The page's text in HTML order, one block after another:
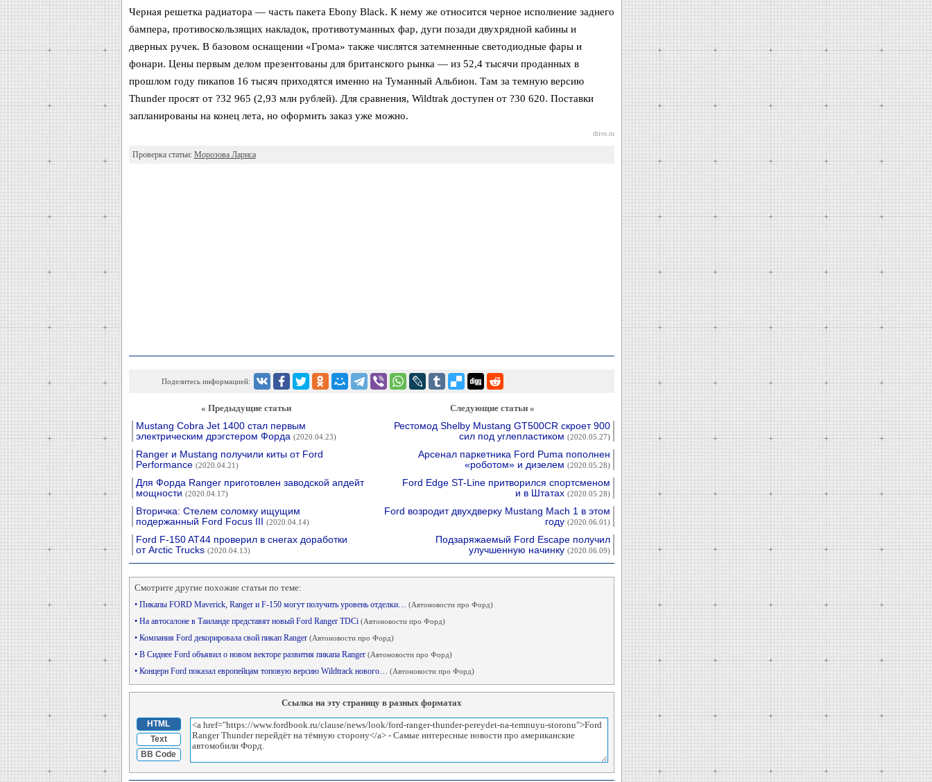
Черная решетка радиатора — часть пакета Ebony Black. К нему же относится черное исполнение заднего
бампера, противоскользящих накладок, противотуманных фар, дуги позади двухрядной кабины и
дверных ручек. В базовом оснащении «Грома» также числятся затемненные светодиодные фары и
фонари. Цены первым делом презентованы для британского рынка — из 52,4 тысячи проданных в
прошлом году пикапов 16 тысяч приходятся именно на Туманный Альбион. Там за темную версию
Thunder просят от ?32 965 (2,93 млн рублей). Для сравнения, Wildtrak доступен от ?30 620. Поставки
запланированы на конец лета, но оформить заказ уже можно.
drive.ru
Проверка статьи: Морозова Лариса
Поделитесь информацией:
« Предыдущие статьи
Mustang Cobra Jet 1400 стал первым
электрическим дрэгстером Форда (2020.04.23)
Ranger и Mustang получили киты от Ford
Performance (2020.04.21)
Для Форда Ranger приготовлен заводской апдейт
мощности (2020.04.17)
Вторичка: Стелем соломку ищущим
подержанный Ford Focus III (2020.04.14)
Ford F-150 AT44 проверил в снегах доработки
от Arctic Trucks (2020.04.13)
Следующие статьи »
Рестомод Shelby Mustang GT500CR скроет 900
сил под углепластиком (2020.05.27)
Арсенал паркетника Ford Puma пополнен
«роботом» и дизелем (2020.05.28)
Ford Edge ST-Line притворился спортсменом
и в Штатах (2020.05.28)
Ford возродит двухдверку Mustang Mach 1 в этом
году (2020.06.01)
Подзаряжаемый Ford Escape получил
улучшенную начинку (2020.06.09)
Смотрите другие похожие статьи по теме:
• Пикапы FORD Maverick, Ranger и F-150 могут получить уровень отделки… (Автоновости про Форд)
• На автосалоне в Таиланде представят новый Ford Ranger TDCi (Автоновости про Форд)
• Компания Ford декорировала свой пикап Ranger (Автоновости про Форд)
• В Сиднее Ford объявил о новом векторе развития пикапа Ranger (Автоновости про Форд)
• Концерн Ford показал европейцам топовую версию Wildtrack нового… (Автоновости про Форд)
Ссылка на эту страницу в разных форматах
HTML
Text
BB Code